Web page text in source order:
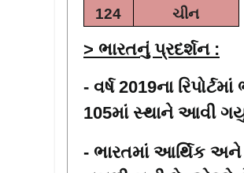
124 ચીન
> ભારતનું પ્રદર્શન :
- વર્ષ 2019ના
105માં સ્થાને આવી
- ભારતમાં આર્થિક